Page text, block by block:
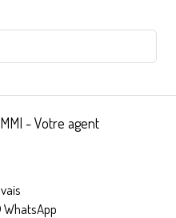
- Votre agent
WhatsApp